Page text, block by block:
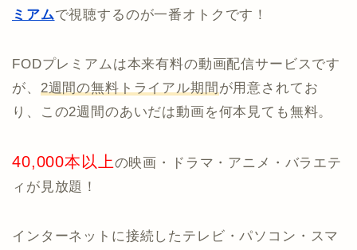
ミアムで視聴するのが一番オトクです！
FODプレミアムは本来有料の動画配信サービスです
が、 2週間の無料トライアル期間 が用意されてお
り、この2週間のあいだは動画を何本見ても無料。
40,000本以上の映画・ドラマ・アニメ・バラエテ
ィが見放題！
インターネットに接続したテレビ・パソコン・スマ